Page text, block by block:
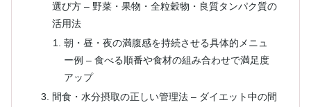
選び方 – 野菜・果物・全粒穀物・良質タンパク質の
活用法
朝・昼・夜の満腹感を持続させる具体的メニュ
ー例 – 食べる順番や食材の組み合わせで満足度
アップ
間食・水分摂取の正しい管理法 – ダイエット中の間